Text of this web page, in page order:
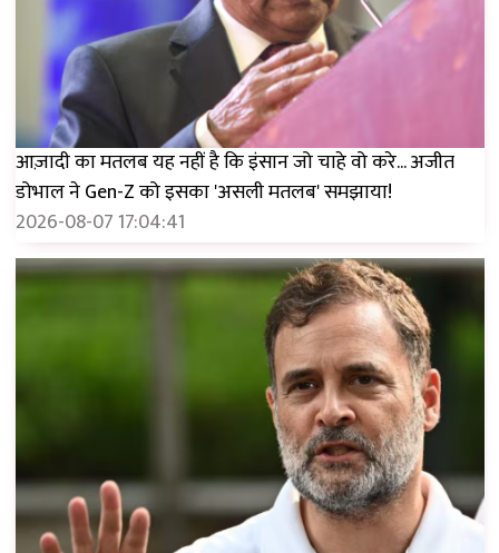
आज़ादी का मतलब यह नहीं है कि इंसान जो चाहे वो करे... अजीत
डोभाल ने Gen-Z को इसका 'असली मतलब' समझाया!
2026-08-07 17:04:41